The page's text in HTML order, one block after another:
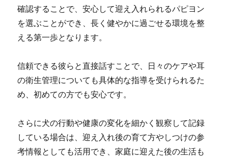
確認することで、安心して迎え入れられるパピヨン
を選ぶことができ、長く健やかに過ごせる環境を整
える第一歩となります。
信頼できる彼らと直接話すことで、日々のケアや耳
の衛生管理についても具体的な指導を受けられるた
め、初めての方でも安心です。
さらに犬の行動や健康の変化を細かく観察して記録
している場合は、迎え入れ後の育て方やしつけの参
考情報としても活用でき、家庭に迎えた後の生活も